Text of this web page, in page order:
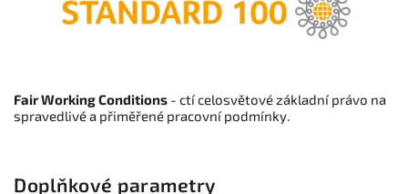
Fair Working Conditions - ctí celosvětové základní právo na
spravedlivé a přiměřené pracovní podmínky.
Doplňkové parametry